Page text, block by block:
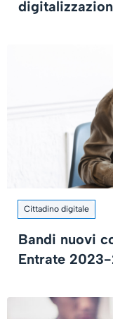
Cittadino digitale
Bandi nuovi
Entrate